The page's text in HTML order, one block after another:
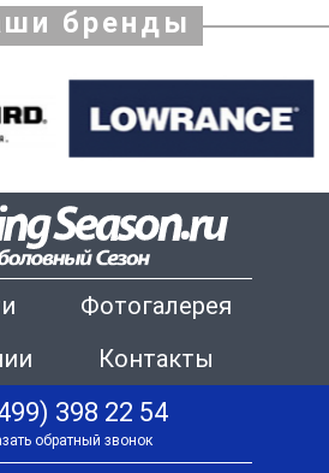
бренды
Фотогалерея
Контакты
398 22 54
обратный звонок